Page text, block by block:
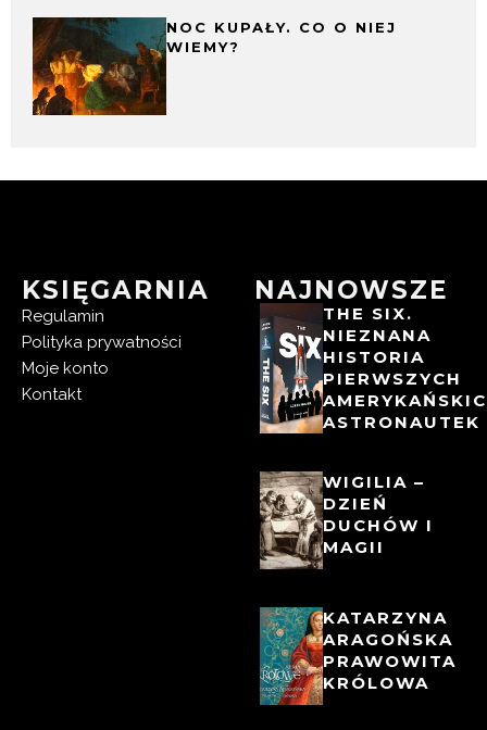
NOC KUPAŁY. CO O NIEJ
WIEMY?
KSIĘGARNIA
Regulamin
Polityka prywatności
Moje konto
Kontakt
NAJNOWSZE
THE SIX.
NIEZNANA
HISTORIA
PIERWSZYCH
ASTRONAUTEK
WIGILIA –
DZIEŃ
DUCHÓW I
MAGII
KATARZYNA
ARAGOŃSKA
PRAWOWITA
KRÓLOWA